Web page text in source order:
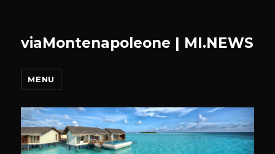
viaMontenapoleone | MI.NEWS
MENU